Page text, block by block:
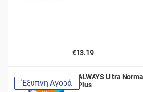
€13.19
Έξυπνη Αγορά
ALWAYS Ultra Normal
Plus